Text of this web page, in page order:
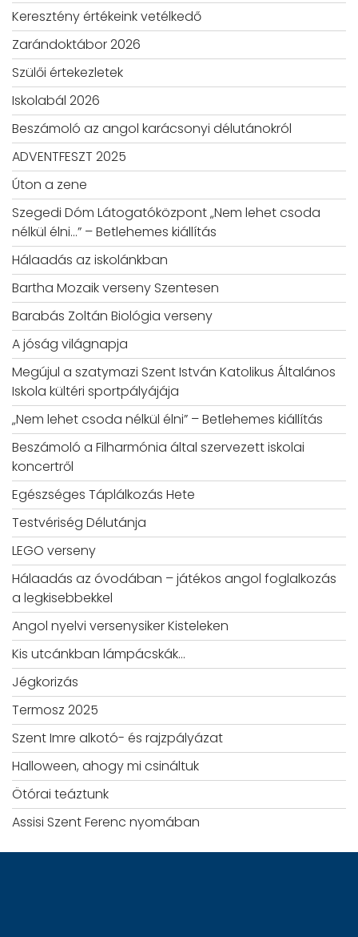
Keresztény értékeink vetélkedő
Zarándoktábor 2026
Szülői értekezletek
Iskolabál 2026
Beszámoló az angol karácsonyi délutánokról
ADVENTFESZT 2025
Úton a zene
Szegedi Dóm Látogatóközpont „Nem lehet csoda
nélkül élni…” – Betlehemes kiállítás
Hálaadás az iskolánkban
Bartha Mozaik verseny Szentesen
Barabás Zoltán Biológia verseny
A jóság világnapja
Megújul a szatymazi Szent István Katolikus Általános
Iskola kültéri sportpályájája
„Nem lehet csoda nélkül élni” – Betlehemes kiállítás
Beszámoló a Filharmónia által szervezett iskolai
koncertről
Egészséges Táplálkozás Hete
Testvériség Délutánja
LEGO verseny
Hálaadás az óvodában – játékos angol foglalkozás
a legkisebbekkel
Angol nyelvi versenysiker Kisteleken
Kis utcánkban lámpácskák…
Jégkorizás
Termosz 2025
Szent Imre alkotó- és rajzpályázat
Halloween, ahogy mi csináltuk
Ötórai teáztunk
Assisi Szent Ferenc nyomában